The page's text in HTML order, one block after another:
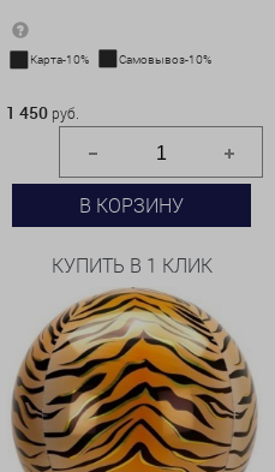
Карта-10% Самовывоз-10%
1 450 руб.
В КОРЗИНУ
КУПИТЬ В 1 КЛИК